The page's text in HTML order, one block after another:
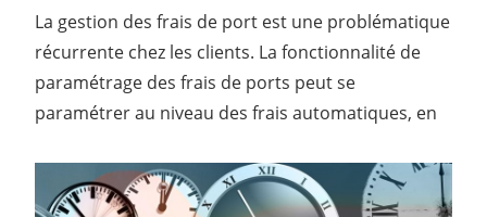
La gestion des frais de port est une problématique
récurrente chez les clients. La fonctionnalité de
paramétrage des frais de ports peut se
paramétrer au niveau des frais automatiques, en